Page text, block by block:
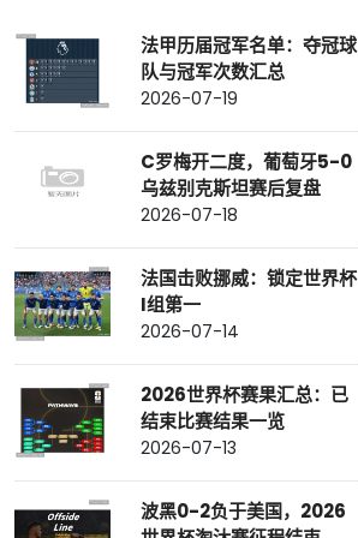
法甲历届冠军名单：夺冠球
队与冠军次数汇总
2026-07-19
C罗梅开二度，葡萄牙5-0
乌兹别克斯坦赛后复盘
2026-07-18
法国击败挪威：锁定世界杯
I组第一
2026-07-14
2026世界杯赛果汇总：已
结束比赛结果一览
2026-07-13
波黑0-2负于美国，2026